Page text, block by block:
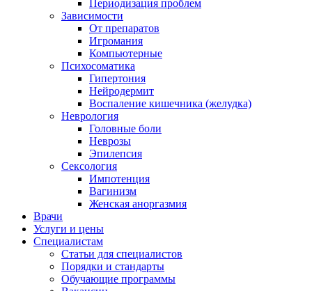
Периодизация проблем
Зависимости
От препаратов
Игромания
Компьютерные
Психосоматика
Гипертония
Нейродермит
Воспаление кишечника (желудка)
Неврология
Головные боли
Неврозы
Эпилепсия
Сексология
Импотенция
Вагинизм
Женская аноргазмия
Врачи
Услуги и цены
Специалистам
Статьи для специалистов
Порядки и стандарты
Обучающие программы